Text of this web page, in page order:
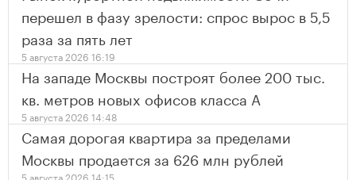
перешел в фазу зрелости: спрос вырос в 5,5
раза за пять лет
5 августа 2026 16:19
На западе Москвы построят более 200 тыс.
кв. метров новых офисов класса А
5 августа 2026 14:48
Самая дорогая квартира за пределами
Москвы продается за 626 млн рублей
5 августа 2026 14:15